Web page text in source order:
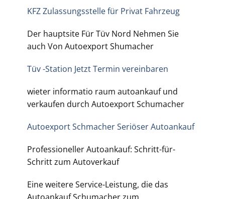
KFZ Zulassungsstelle für Privat Fahrzeug
Der hauptsite Für Tüv Nord Nehmen Sie
auch Von Autoexport Shumacher
Tüv -Station Jetzt Termin vereinbaren
wieter informatio raum autoankauf und
verkaufen durch Autoexport Schumacher
Autoexport Schmacher Seriöser Autoankauf
Professioneller Autoankauf: Schritt-für-
Schritt zum Autoverkauf
Eine weitere Service-Leistung, die das